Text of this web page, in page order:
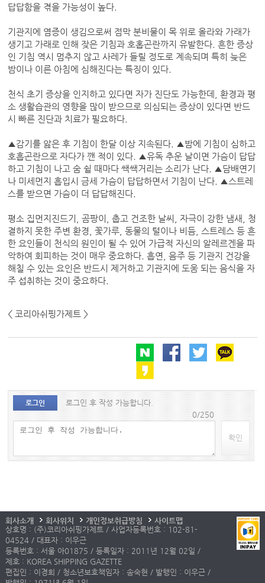
답답함을 겪을 가능성이 높다.
기관지에 염증이 생김으로써 점막 분비물이 목 위로 올라와 가래가
생기고 가래로 인해 잦은 기침과 호홉곤란까지 유발한다. 흔한 증상
인 기침 역시 멈추지 않고 사레가 들릴 정도로 계속되며 특히 늦은
밤이나 이른 아침에 심해진다는 특징이 있다.
천식 초기 증상을 인지하고 있다면 자가 진단도 가능한데, 환경과 평
소 생활습관의 영향을 많이 받으므로 의심되는 증상이 있다면 반드
시 빠른 진단과 치료가 필요하다.
▲감기를 앓은 후 기침이 한달 이상 지속된다. ▲밤에 기침이 심하고
호흡곤란으로 자다가 깬 적이 있다. ▲유독 추운 날이면 가슴이 답답
하고 기침이 나고 숨 쉴 때마다 쌕쌕거리는 소리가 난다. ▲담배연기
나 미세먼지 흡입시 금세 가슴이 답답하면서 기침이 난다. ▲스트레
스를 받으면 가슴이 더 답답해진다.
평소 집먼지진드기, 곰팡이, 춥고 건조한 날씨, 자극이 강한 냄새, 청
결하지 못한 주변 환경, 꽃가루, 동물의 털이나 비듬, 스트레스 등 흔
한 요인들이 천식의 원인이 될 수 있어 가급적 자신의 알레르겐을 파
악하여 회피하는 것이 매우 중요하다. 흡연, 음주 등 기관지 건강을
해칠 수 있는 요인은 반드시 제거하고 기관지에 도움 되는 음식을 자
주 섭취하는 것이 중요하다.
< 코리아쉬핑가제트 >
로그인
로그인 후 작성 가능합니다.
0/250
확인
회사소개 회사위치 개인정보취급방침
사이트맵
상호명 : (주)코리아쉬핑가제트 / 사업자등록번호 : 102-81-
04524 / 대표자 : 이우근
등록번호 : 서울 아01875 / 등록일자 : 2011년 12월 02일 /
제호 : KOREA SHIPPING GAZETTE
편집인 : 이경희 / 청소년보호책임자 : 송숙현 / 발행인 : 이우근 /